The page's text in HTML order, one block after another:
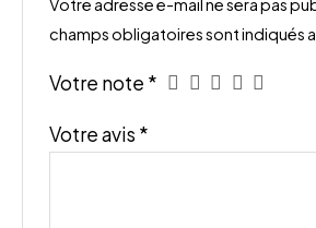
Votre adresse e-mail ne sera pas
champs obligatoires sont indiqués
Votre note *
Votre avis *